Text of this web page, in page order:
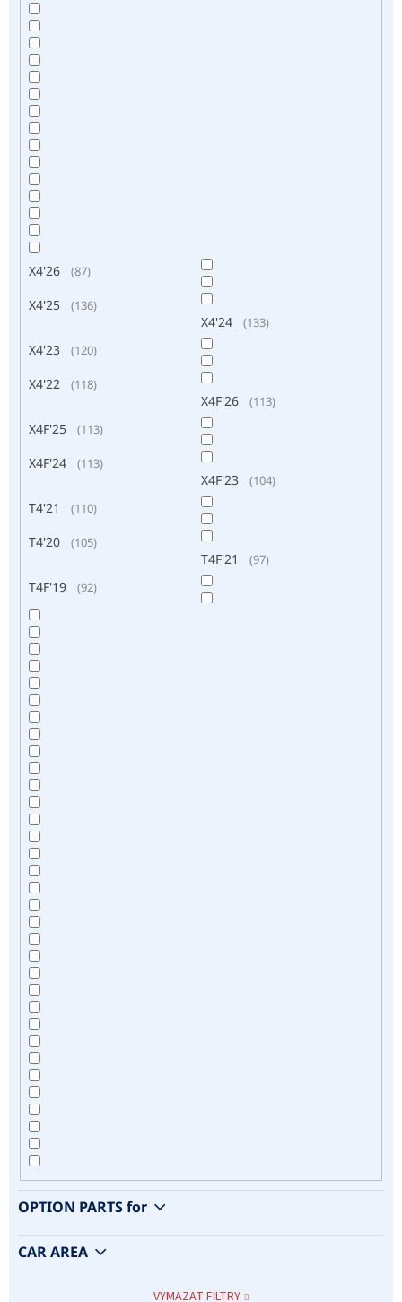
X4'26 87
X4'25 136
X4'24 133
X4'23 120
X4'22 118
X4F'26 113
X4F'25 113
X4F'24 113
X4F'23 104
T4'21 110
T4'20 105
T4F'21 97
T4F'19 92
OPTION PARTS for
CAR AREA
VYMAZAT FILTRY